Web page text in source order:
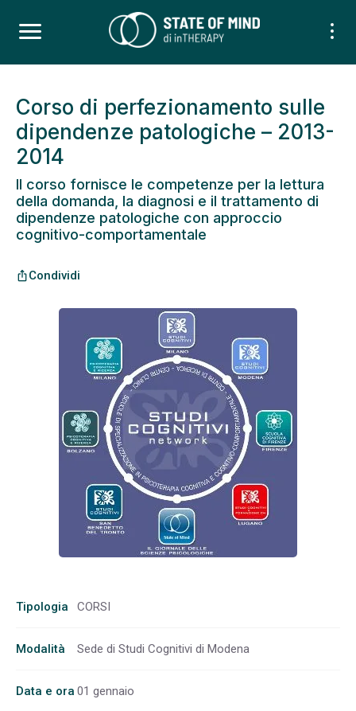
Corso di perfezionamento sulle
dipendenze patologiche – 2013-
2014
Il corso fornisce le competenze per la lettura
della domanda, la diagnosi e il trattamento di
dipendenze patologiche con approccio
cognitivo-comportamentale
ios_shareCondividi
Tipologia CORSI
Modalità Sede di Studi Cognitivi di Modena
Data e ora 01 gennaio